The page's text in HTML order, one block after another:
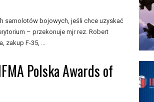
samolotów bojowych, jeśli chce uzyskać
– przekonuje mjr rez. Robert
zakup F-35, ...
Polska Awards of